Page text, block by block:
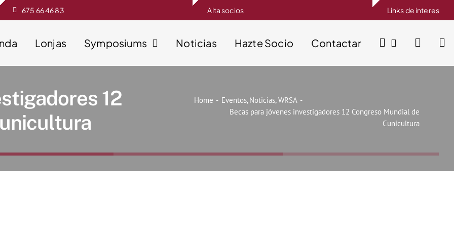
675 66 46 83 Alta socios Links de interes
Lonjas Symposiums Noticias Hazte Socio Contactar
12
Home Eventos Noticias WRSA
Becas para jóvenes investigadores 12 Congreso Mundial de
Cunicultura